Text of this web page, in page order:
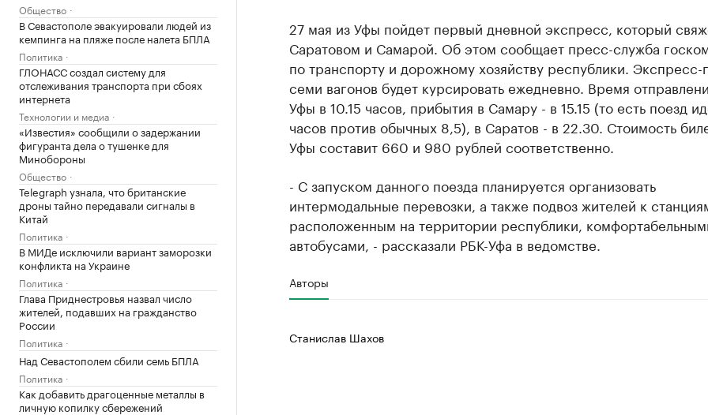
Общество
В Севастополе эвакуировали людей из
кемпинга на пляже после налета БПЛА
Политика
ГЛОНАСС создал систему для
отслеживания транспорта при сбоях
интернета
Технологии и медиа
«Известия» сообщили о задержании
фигуранта дела о тушенке для
Минобороны
Общество
Telegraph узнала, что британские
дроны тайно передавали сигналы в
Китай
Политика
В МИДе исключили вариант заморозки
конфликта на Украине
Политика
Глава Приднестровья назвал число
жителей, подавших на гражданство
России
Политика
Над Севастополем сбили семь БПЛА
Политика
Как добавить драгоценные металлы в
личную копилку сбережений
27 мая из Уфы пойдет первый дневной экспресс, который
Саратовом и Самарой. Об этом сообщает пресс-служба
по транспорту и дорожному хозяйству республики. Экспресс-
семи вагонов будет курсировать ежедневно. Время
Уфы в 10.15 часов, прибытия в Самару - в 15.15 (то есть поезд
часов против обычных 8,5), в Саратов - в 22.30. Стоимость
Уфы составит 660 и 980 рублей соответственно.
- С запуском данного поезда планируется организовать
интермодальные перевозки, а также подвоз жителей к
расположенным на территории республики,
автобусами, - рассказали РБК-Уфа в ведомстве.
Авторы
Станислав Шахов